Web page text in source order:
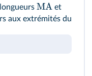
MA et
aux extrémités du